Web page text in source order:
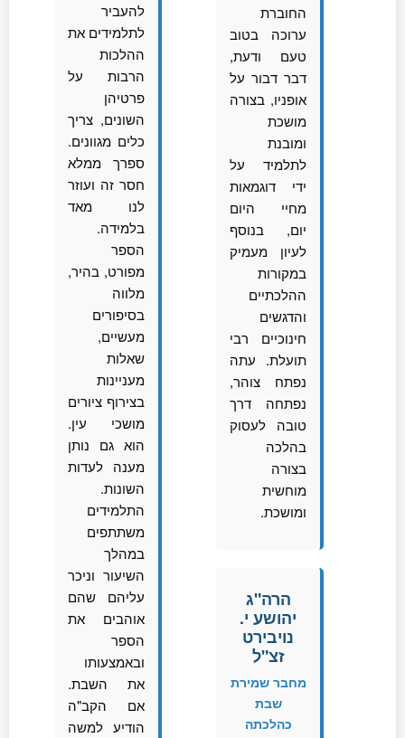
החוברת
ערוכה בטוב
טעם ודעת,
דבר דבור על
אופניו, בצורה
מושכת
ומובנת
לתלמיד על
ידי דוגמאות
מחיי היום
יום, בנוסף
לעיון מעמיק
במקורות
ההלכתיים
והדגשים
חינוכיים רבי
תועלת. עתה
נפתח צוהר,
נפתחה דרך
טובה לעסוק
בהלכה
בצורה
מוחשית
ומושכת.
הרה"ג
יהושע י.
נויבירט
זצ"ל
מחבר שמירת
שבת
כהלכתה
להעביר
לתלמידים את
ההלכות
הרבות על
פרטיהן
השונים, צריך
כלים מגוונים.
ספרך ממלא
חסר זה ועוזר
לנו מאד
בלמידה.
הספר
מפורט, בהיר,
מלווה
בסיפורים
מעשיים,
שאלות
מעניינות
בצירוף ציורים
מושכי עין.
הוא גם נותן
מענה לעדות
השונות.
התלמידים
משתתפים
במהלך
השיעור וניכר
עליהם שהם
אוהבים את
הספר
ובאמצעותו
את השבת.
אם הקב"ה
הודיע למשה